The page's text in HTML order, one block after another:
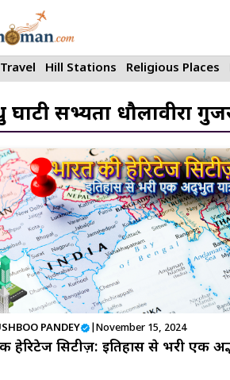
Hill Stations Religious Places
घाटी सभ्यता धौलावीरा
PANDEY November 15, 2024
हेरिटेज सिटीज़: इतिहास से भरी एक